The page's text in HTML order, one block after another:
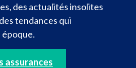
des actualités insolites
tendances qui
assurances